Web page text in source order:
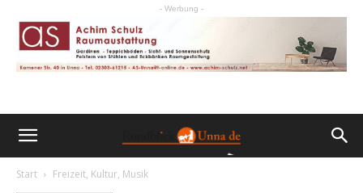
- Werbung -
Start Freizeit, Kultur, Musik